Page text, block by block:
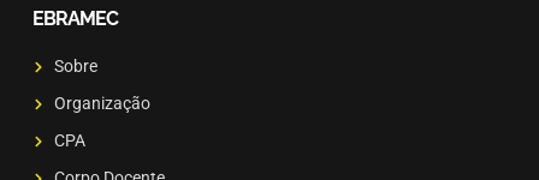
EBRAMEC
Sobre
Organização
CPA